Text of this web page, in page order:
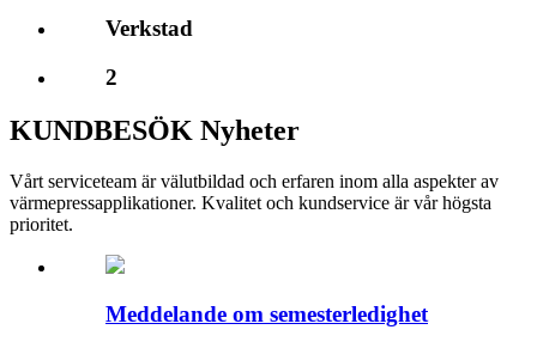
Verkstad
2
KUNDBESÖK Nyheter
Vårt serviceteam är välutbildad och erfaren inom alla aspekter av
värmepressapplikationer. Kvalitet och kundservice är vår högsta
prioritet.
Meddelande om semesterledighet